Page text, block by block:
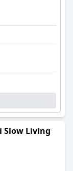
Slow Living